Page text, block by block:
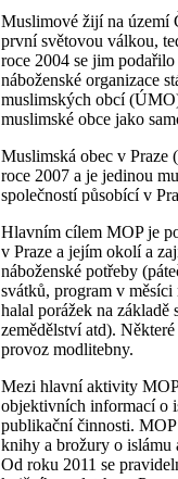
Muslimové žijí na území
první světovou válkou,
roce 2004 se jim
náboženské organizace
muslimských obcí
muslimské obce jako
Muslimská obec v Praze
roce 2007 a je jedinou
společností působící v
Hlavním cílem MOP je
v Praze a jejím okolí a
náboženské potřeby
svátků, program v
halal porážek na základě
zemědělství atd).
provoz modlitebny.
Mezi hlavní aktivity
objektivních informací o
publikační činnosti.
knihy a brožury o islámu
Od roku 2011 se